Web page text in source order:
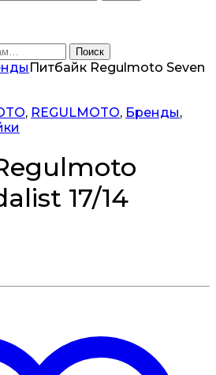
Поиск
Питбайк Regulmoto Seven
, REGULMOTO, Бренды,
17/14